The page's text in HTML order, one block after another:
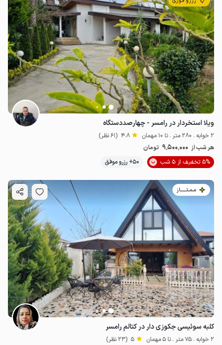
ویلا استخردار در رامسر - چهارصددستگاه
2 خوابه . 280 متر . تا 10 مهمان 4.8 (61 نظر)
هر شب از 9٬500٬000 تومان
5% تخفیف از 5 شب
50+ رزرو موفق
مـمـتــــــاز
کلبه سوئیسی جکوزی دار در کتالم رامسر
2 خوابه . 75 متر . تا 5 مهمان 5 (23 نظر)